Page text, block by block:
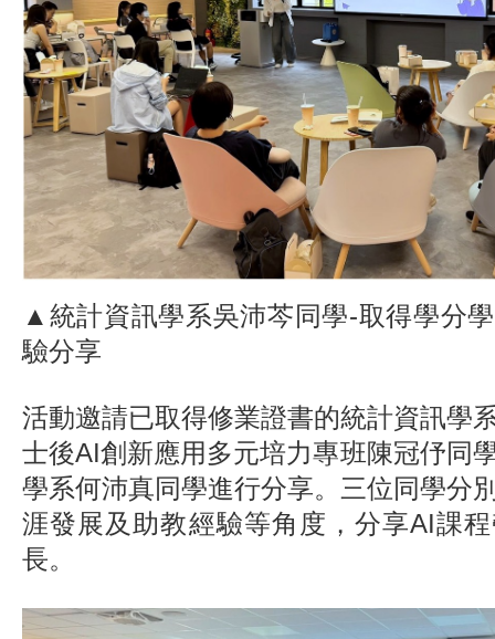
▲統計資訊學系吳沛芩同學-取得學分
驗分享
活動邀請已取得修業證書的統計資訊學
士後AI創新應用多元培力專班陳冠伃同
學系何沛真同學進行分享。三位同學分
涯發展及助教經驗等角度，分享AI課
長。